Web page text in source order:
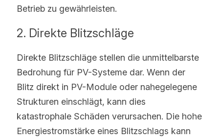
Betrieb zu gewährleisten.
2. Direkte Blitzschläge
Direkte Blitzschläge stellen die unmittelbarste
Bedrohung für PV-Systeme dar. Wenn der
Blitz direkt in PV-Module oder nahegelegene
Strukturen einschlägt, kann dies
katastrophale Schäden verursachen. Die hohe
Energiestromstärke eines Blitzschlags kann